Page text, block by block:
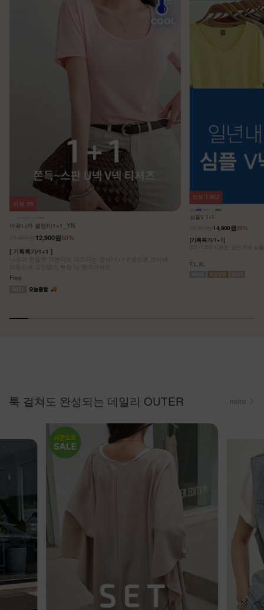
아르니카 쿨링티1+1_YN
50%
12,900원
[ 기획특가/1+1 ]
나크가 만들면 기본티도 다르다는 공식! 1+1구성으로 브이넥
라운드넥 고민없이 두장 다 챙겨가세요
Free
리뷰 36
심플V 1+1
25%
14,900원
[기획특가/1+1]
[55~120] 시원한 깊은 V넥 심
F,L,XL
리뷰 1,902
툭 걸쳐도 완성되는 데일리 OUTER more